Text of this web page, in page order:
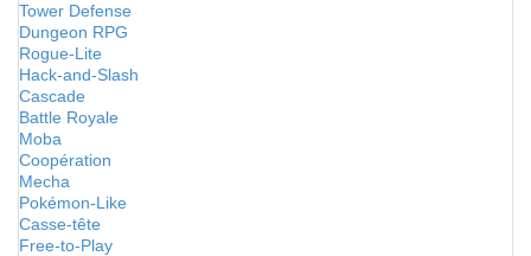
Tower Defense
Dungeon RPG
Rogue-Lite
Hack-and-Slash
Cascade
Battle Royale
Moba
Coopération
Mecha
Pokémon-Like
Casse-tête
Free-to-Play